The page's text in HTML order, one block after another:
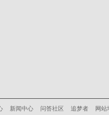
新闻中心 问答社区 追梦者 网站